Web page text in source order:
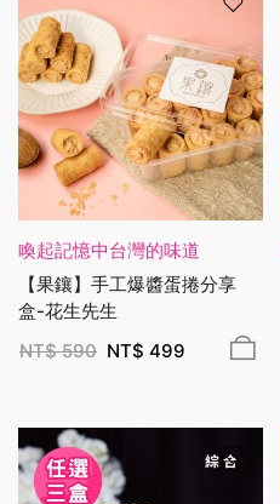
喚起記憶中台灣的味道
【果鑲】手工爆醬蛋捲分享
盒-花生先生
NT$590 NT$ 499